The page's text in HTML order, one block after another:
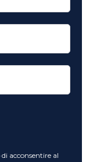
acconsentire al